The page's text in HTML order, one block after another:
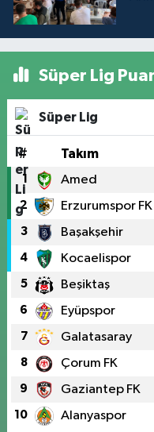
Süper Lig
Süper Lig
# Takım
1 Amed
2 Erzurumspor FK
3 Başakşehir
4 Kocaelispor
5 Beşiktaş
6 Eyüpspor
7 Galatasaray
8 Çorum FK
9 Gaziantep FK
10 Alanyaspor